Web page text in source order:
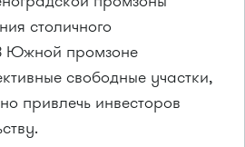
столичного
Южной промзоне
свободные участки,
привлечь инвесторов